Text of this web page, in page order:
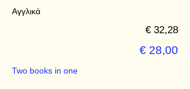
Αγγλικά
€ 32,28
€ 28,00
Two books in one